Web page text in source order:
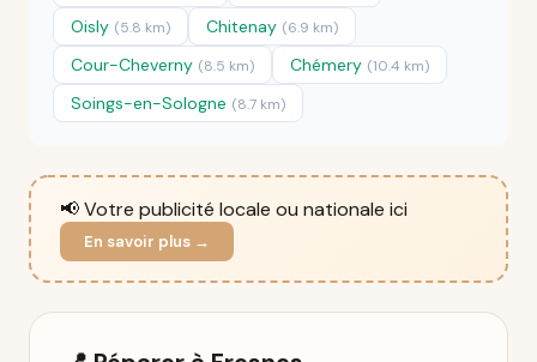
Oisly (5.8 km) Chitenay (6.9 km)
Cour-Cheverny (8.5 km) Chémery (10.4 km)
Soings-en-Sologne (8.7 km)
📢 Votre publicité locale ou nationale ici
En savoir plus →